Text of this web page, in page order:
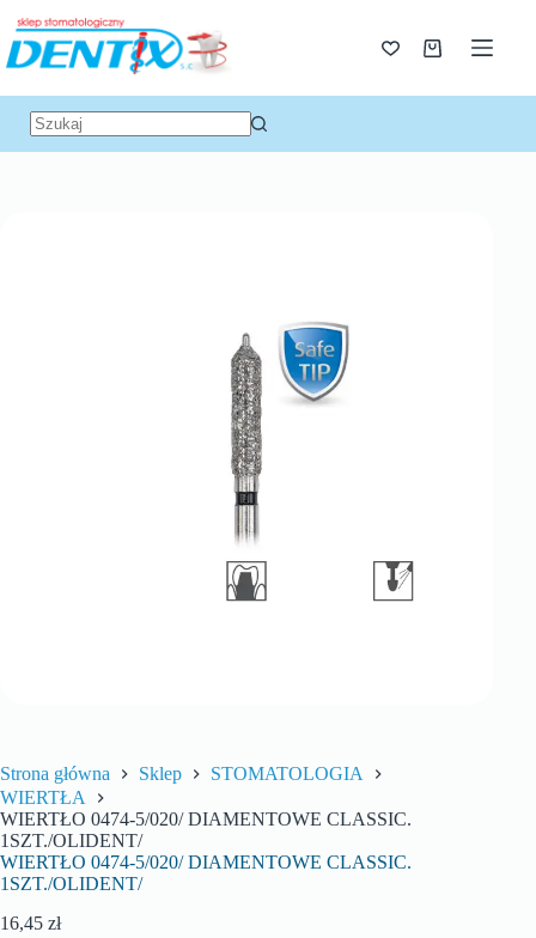
Strona główna Sklep
STOMATOLOGIA
WIERTŁA
WIERTŁO 0474-5/020/ DIAMENTOWE CLASSIC.
1SZT./OLIDENT/
WIERTŁO 0474-5/020/ DIAMENTOWE CLASSIC.
1SZT./OLIDENT/
16,45 zł